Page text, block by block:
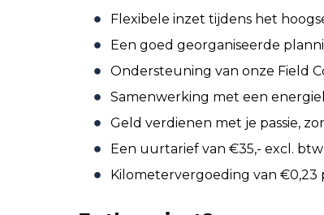
Flexibele inzet tijdens het
Een goed georganiseerde
Ondersteuning van onze Field
Samenwerking met een
Geld verdienen met je passie,
Een uurtarief van €35,- excl.
Kilometervergoeding van €0,23